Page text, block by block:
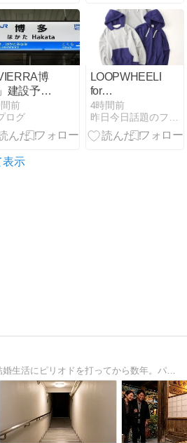
ション】
年8月8
解説
博
建設予定
前
ログ
LOOPWHEELER
for
LOWERCASE
2026 FW 別注
“Exclusive
4時間前
昨日今日話題のファッション・音楽・ライフスタイル・カルチャ…
表示
働かない変人夫を養う結婚生活にピリオドを打ってから数年。パートと在宅の仕事でなんとか生計を立てています。旧『離活のためのアラフィフ貯金日記』→『ぼっちシニアの幸せ探し貯金日記』→当ブログへと変遷しています。